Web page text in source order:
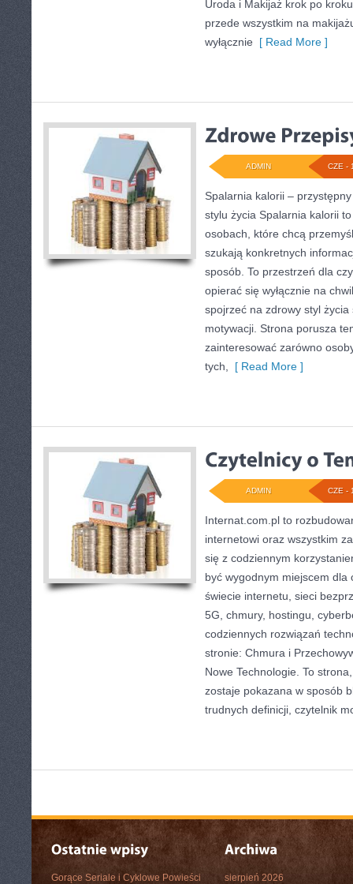
Uroda i Makijaż krok po
przede wszystkim na
wyłącznie [ Read More ]
CZE -
ADMIN
Spalarnia kalorii –
stylu życia Spalarnia kalorii
osobach, które chcą
szukają konkretnych
sposób. To przestrzeń dla
opierać się wyłącznie na
spojrzeć na zdrowy styl
motywacji. Strona porusza
zainteresować zarówno
tych,
[ Read More ]
CZE -
ADMIN
Internat.com.pl to
internetowi oraz wszystkim
się z codziennym
być wygodnym miejscem
świecie internetu, sieci
5G, chmury, hostingu,
codziennych rozwiązań
stronie: Chmura i
Nowe Technologie. To
zostaje pokazana w sposób
trudnych definicji, czytelnik
Gorące Seriale i Cyklowe Powieści
sierpień 2026